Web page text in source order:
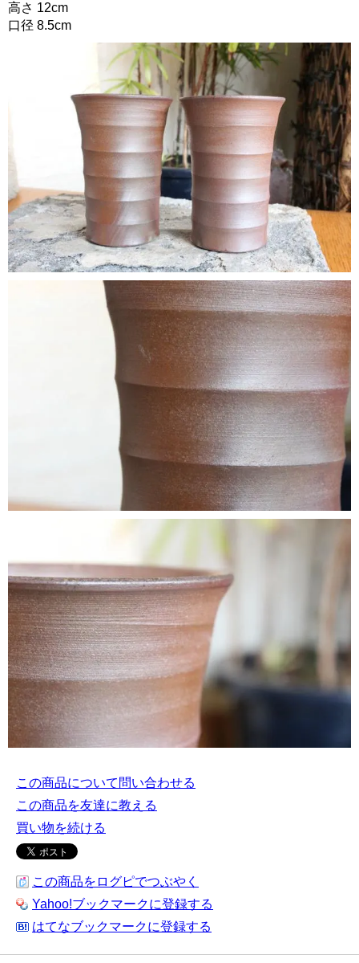
高さ 12cm
口径 8.5cm
この商品について問い合わせる
この商品を友達に教える
買い物を続ける
この商品をログピでつぶやく
Yahoo!ブックマークに登録する
はてなブックマークに登録する